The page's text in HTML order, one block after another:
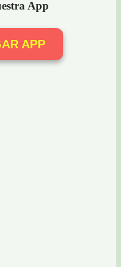
App
APP